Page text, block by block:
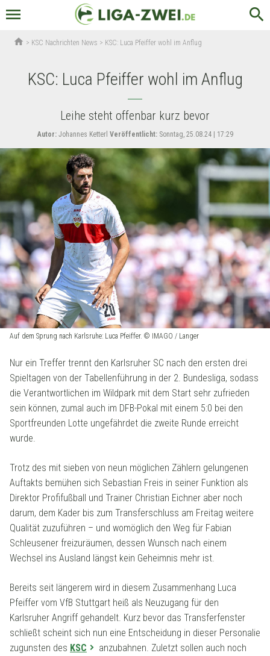
menu search
home > KSC Nachrichten News > KSC: Luca Pfeiffer wohl im Anflug
KSC: Luca Pfeiffer wohl im Anflug
Leihe steht offenbar kurz bevor
Autor:Johannes Ketterl Veröffentlicht:Sonntag, 25.08.24 | 17:29
Auf dem Sprung nach Karlsruhe: Luca Pfeiffer. © IMAGO / Langer
Nur ein Treffer trennt den Karlsruher SC nach den ersten drei
Spieltagen von der Tabellenführung in der 2. Bundesliga, sodass
die Verantwortlichen im Wildpark mit dem Start sehr zufrieden
sein können, zumal auch im DFB-Pokal mit einem 5:0 bei den
Sportfreunden Lotte ungefährdet die zweite Runde erreicht
wurde.
Trotz des mit sieben von neun möglichen Zählern gelungenen
Auftakts bemühen sich Sebastian Freis in seiner Funktion als
Direktor Profifußball und Trainer Christian Eichner aber noch
darum, dem Kader bis zum Transferschluss am Freitag weitere
Qualität zuzuführen – und womöglich den Weg für Fabian
Schleusener freizuräumen, dessen Wunsch nach einem
Wechsel ins Ausland längst kein Geheimnis mehr ist.
Bereits seit längerem wird in diesem Zusammenhang Luca
Pfeiffer vom VfB Stuttgart heiß als Neuzugang für den
Karlsruher Angriff gehandelt. Kurz bevor das Transferfenster
schließt scheint sich nun eine Entscheidung in dieser Personalie
zugunsten des KSC
anzubahnen. Zuletzt sollen auch noch